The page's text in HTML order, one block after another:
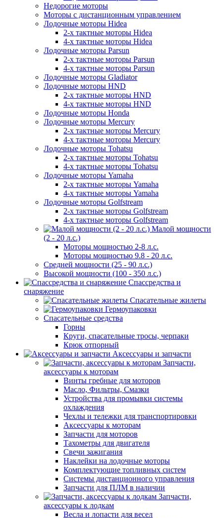
Недорогие моторы
Моторы с дистанционным управлением
Лодочные моторы Hidea
2-х тактные моторы Hidea
4-х тактные моторы Hidea
Лодочные моторы Parsun
2-х тактные моторы Parsun
4-х тактные моторы Parsun
Лодочные моторы Gladiator
Лодочные моторы HND
2-х тактные моторы HND
4-х тактные моторы HND
Лодочные моторы Honda
Лодочные моторы Mercury
2-х тактные моторы Mercury
4-х тактные моторы Mercury
Лодочные моторы Tohatsu
2-х тактные моторы Tohatsu
4-х тактные моторы Tohatsu
Лодочные моторы Yamaha
2-х тактные моторы Yamaha
4-х тактные моторы Yamaha
Лодочные моторы Golfstream
2-х тактные моторы Golfstream
4-х тактные моторы Golfstream
Малой мощности
(2 - 20 л.с.)
Моторы мощностью 2-8 л.с.
Моторы мощностью 9.8 - 20 л.с.
Средней мощности (25 - 90 л.с.)
Высокой мощности (100 - 350 л.с.)
Спассредства и
снаряжение
Спасательные жилеты
Гермоупаковки
Спасательные средства
Горны
Круги, спасательные тросы, черпаки
Крюк отпорный
Аксессуары и запчасти
Запчасти,
аксессуары к моторам
Винты гребные для моторов
Масло, Фильтры, Смазки
Устройства для промывки системы
охлаждения
Чехлы и тележки для транспортировки
Аксессуары к моторам
Запчасти для моторов
Тахометры для двигателя
Свечи зажигания
Наклейки на лодочные моторы
Комплектующие топливных систем
Системы дистанционного управления
Запчасти для ПЛМ в наличии
Запчасти,
аксессуары к лодкам
Весла и лопасти для весел